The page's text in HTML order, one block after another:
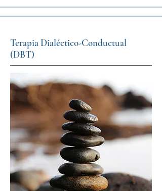
Terapia Dialéctico-Conductual
(DBT)